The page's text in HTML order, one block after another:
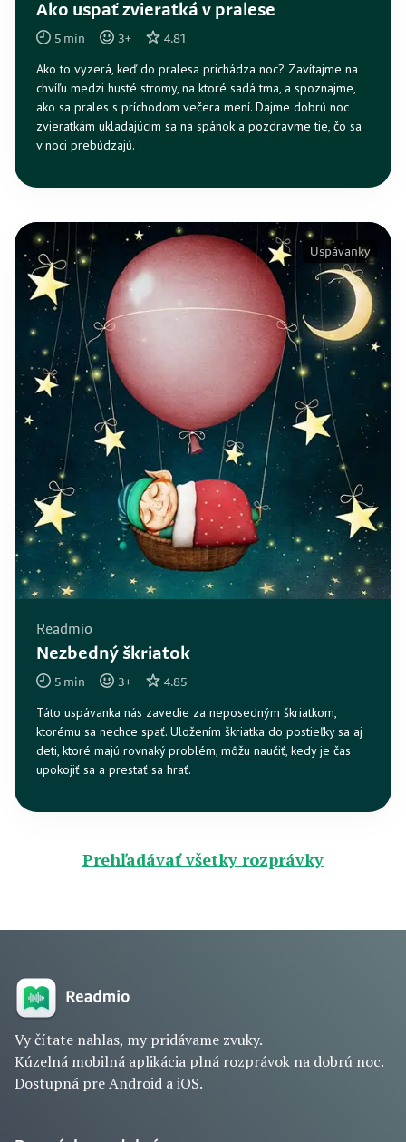
Ako uspať zvieratká v pralese
5 min 3+ 4.81
Ako to vyzerá, keď do pralesa prichádza noc? Zavítajme na
chvíľu medzi husté stromy, na ktoré sadá tma, a spoznajme,
ako sa prales s príchodom večera mení. Dajme dobrú noc
zvieratkám ukladajúcim sa na spánok a pozdravme tie, čo sa
v noci prebúdzajú.
Readmio
Nezbedný škriatok
5 min 3+ 4.85
Táto uspávanka nás zavedie za neposedným škriatkom,
ktorému sa nechce spať. Uložením škriatka do postieľky sa aj
deti, ktoré majú rovnaký problém, môžu naučiť, kedy je čas
upokojiť sa a prestať sa hrať.
Uspávanky
Prehľadávať všetky rozprávky
Vy čítate nahlas, my pridávame zvuky.
Kúzelná mobilná aplikácia plná rozprávok na dobrú noc.
Dostupná pre Android a iOS.